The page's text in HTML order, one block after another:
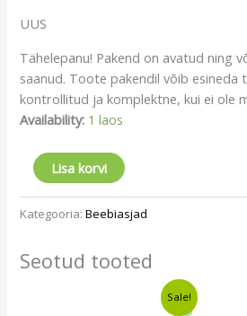
UUS
Tähelepanu! Pakend on avatud ning
saanud. Toote pakendil võib esineda
kontrollitud ja komplektne, kui ei ole
Availability: 1 laos
Lisa korvi
Kategooria:Beebiasjad
Seotud tooted
Sale!
Current
price